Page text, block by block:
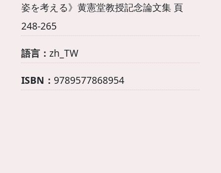
姿を考える》黄憲堂教授記念論文集 頁
248-265
語言： zh_TW
ISBN： 9789577868954